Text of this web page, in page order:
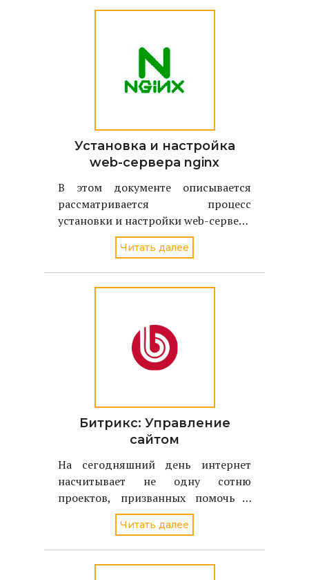
Установка и настройка
web-сервера nginx
В этом документе описывается
рассматривается процесс
установки и настройки web-сервера
nginx на ОС NetBSD 2.0.2.
Читать далее
Битрикс: Управление
сайтом
На сегодняшний день интернет
насчитывает не одну сотню
проектов, призванных помочь в
создании сайта (так называемые,
системы управления сайтом, или
CMS). У каждой из них есть свои
особенности, возможности и
Читать далее